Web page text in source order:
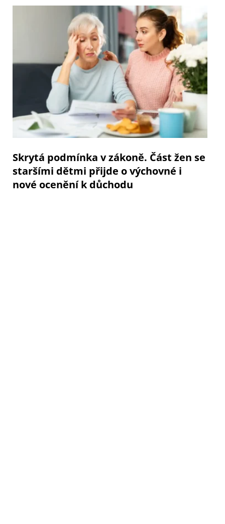
Skrytá podmínka v zákoně. Část žen se
staršími dětmi přijde o výchovné i
nové ocenění k důchodu